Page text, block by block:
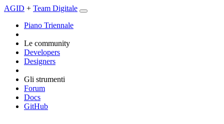
AGID + Team Digitale
Piano Triennale
Le community
Developers
Designers
Gli strumenti
Forum
Docs
GitHub